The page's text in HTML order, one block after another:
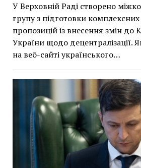
У Верховній Раді створено
групу з підготовки
пропозицій із внесення змін до
України щодо децентралізації.
на веб-сайті українського…